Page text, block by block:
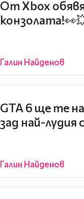
От Xbox
Галин Найденов
GTA 6 ще те
зад най-лудия
Галин Найденов